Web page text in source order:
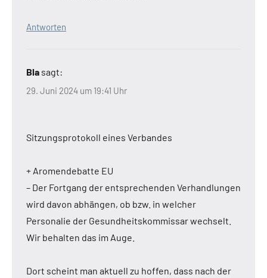
Antworten
Bla sagt:
29. Juni 2024 um 19:41 Uhr
Sitzungsprotokoll eines Verbandes
+ Aromendebatte EU
– Der Fortgang der entsprechenden Verhandlungen
wird davon abhängen, ob bzw. in welcher
Personalie der Gesundheitskommissar wechselt.
Wir behalten das im Auge.
Dort scheint man aktuell zu hoffen, dass nach der